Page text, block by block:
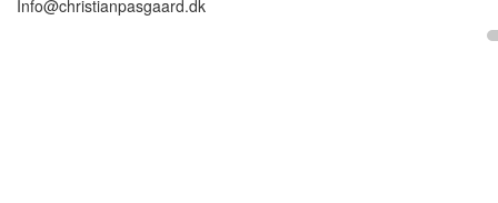
Info@christianpasgaard.dk